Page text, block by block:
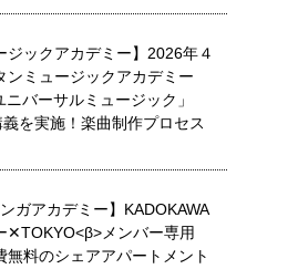
ジックアカデミー】2026年４
ンミュージックアカデミー
バーサルミュージック」
を実施！楽曲制作プロセス
ンガアカデミー】KADOKAWA
✕TOKYO<β>メンバー専用
無料のシェアアパートメント